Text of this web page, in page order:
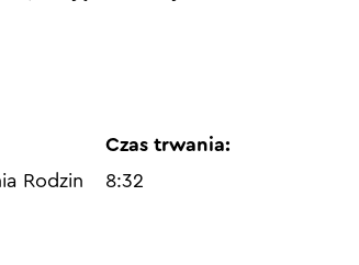
Rodzin
Czas trwania:
8:32